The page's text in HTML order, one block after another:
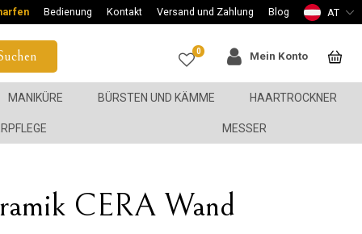
Bedienung Kontakt Versand und Zahlung Blog AT
0 Mein Konto
MANIKÜRE BÜRSTEN UND KÄMME HAARTROCKNER
MESSER
CERA Wand